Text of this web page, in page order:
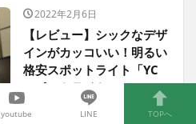
2022年2月6日
【レビュー】シックなデザ
インがカッコいい！明るい
格安スポットライト「YC
スポットライト」
youtube LINE TOPへ